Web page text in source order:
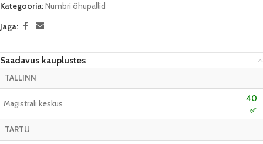
Kategooria:Numbri õhupallid
Jaga:
Saadavus kauplustes
TALLINN
Magistrali keskus 40
✅
TARTU